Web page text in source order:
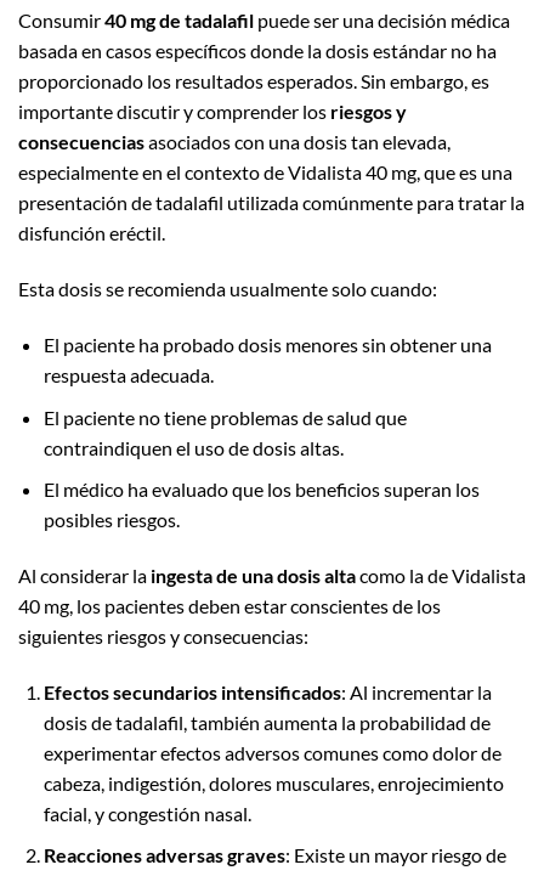
Consumir40 mg de tadalafil puede ser una decisión médica
basada en casos específicos donde la dosis estándar no ha
proporcionado los resultados esperados. Sin embargo, es
importante discutir y comprender los riesgos y
consecuenciasasociados con una dosis tan elevada,
especialmente en el contexto de Vidalista 40 mg, que es una
presentación de tadalafil utilizada comúnmente para tratar la
disfunción eréctil.
Esta dosis se recomienda usualmente solo cuando:
El paciente ha probado dosis menores sin obtener una
respuesta adecuada.
El paciente no tiene problemas de salud que
contraindiquen el uso de dosis altas.
El médico ha evaluado que los beneficios superan los
posibles riesgos.
Al considerar la ingesta de una dosis altacomo la de Vidalista
40 mg, los pacientes deben estar conscientes de los
siguientes riesgos y consecuencias:
Efectos secundarios intensificados: Al incrementar la
dosis de tadalafil, también aumenta la probabilidad de
experimentar efectos adversos comunes como dolor de
cabeza, indigestión, dolores musculares, enrojecimiento
facial, y congestión nasal.
Reacciones adversas graves: Existe un mayor riesgo de